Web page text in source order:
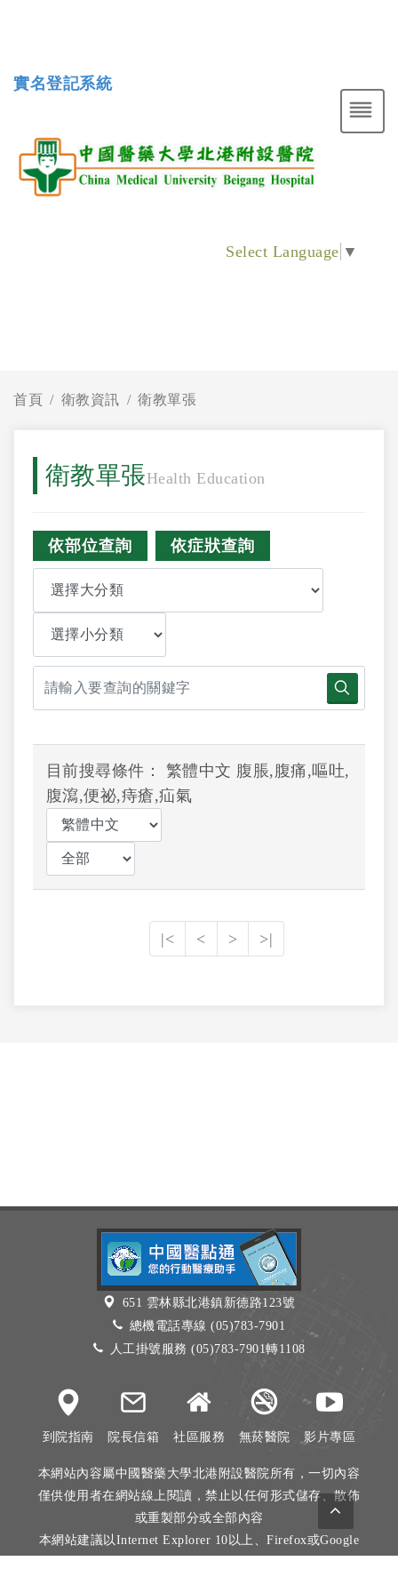
實名登記系統
Select Language ▼
首頁 衛教資訊 衛教單張
衛教單張Health Education
依部位查詢 依症狀查詢
目前搜尋條件： 繁體中文 腹脹,腹痛,嘔吐,
腹瀉,便祕,痔瘡,疝氣
|< < > >|
651 雲林縣北港鎮新德路123號
總機電話專線 (05)783-7901
人工掛號服務 (05)783-7901轉1108
到院指南 院長信箱 社區服務 無菸醫院 影片專區
本網站內容屬中國醫藥大學北港附設醫院所有，一切內容
僅供使用者在網站線上閱讀，禁止以任何形式儲存、散佈
或重製部分或全部內容
本網站建議以Internet Explorer 10以上、Firefox或Google